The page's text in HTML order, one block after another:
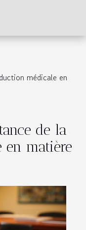
médicale en
de la
en matière